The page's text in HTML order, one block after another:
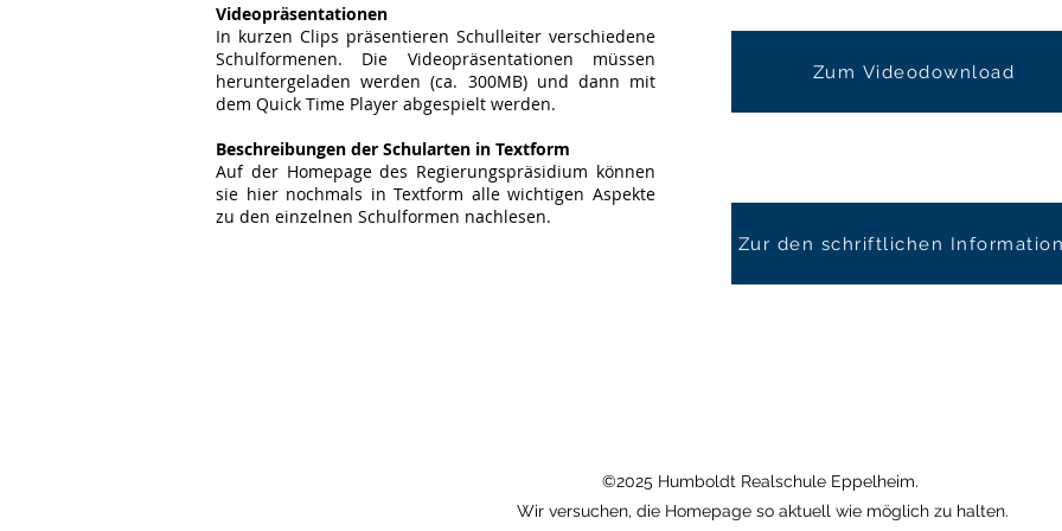
Videopräsentationen
In kurzen Clips präsentieren Schulleiter verschiedene
Schulformenen. Die Videopräsentationen müssen
heruntergeladen werden (ca. 300MB) und dann mit
dem Quick Time Player abgespielt werden.
Beschreibungen der Schularten in Textform
Auf der Homepage des Regierungspräsidium können
sie hier nochmals in Textform alle wichtigen Aspekte
zu den einzelnen Schulformen nachlesen.
Zum Videodownload
Zur den schriftlichen
©2025 Humboldt Realschule Eppelheim.
Wir versuchen, die Homepage so aktuell wie möglich zu halten.